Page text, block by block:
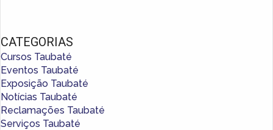
CATEGORIAS
Cursos Taubaté
Eventos Taubaté
Exposição Taubaté
Notícias Taubaté
Reclamações Taubaté
Serviços Taubaté